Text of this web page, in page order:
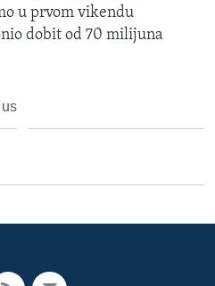
u prvom vikendu
dobit od 70 milijuna